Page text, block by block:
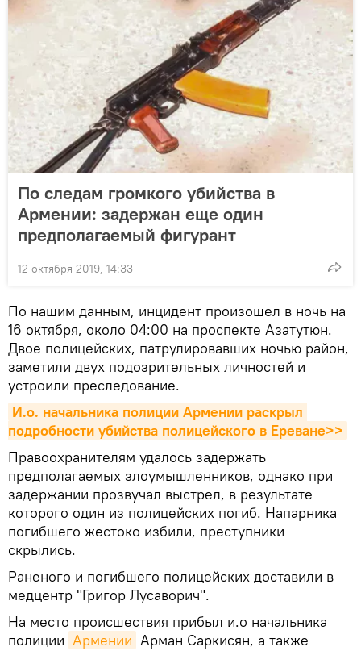
По следам громкого убийства в
Армении: задержан еще один
предполагаемый фигурант
12 октября 2019, 14:33
По нашим данным, инцидент произошел в ночь на
16 октября, около 04:00 на проспекте Азатутюн.
Двое полицейских, патрулировавших ночью район,
заметили двух подозрительных личностей и
устроили преследование.
И.о. начальника полиции Армении раскрыл
подробности убийства полицейского в Ереване>>
Правоохранителям удалось задержать
предполагаемых злоумышленников, однако при
задержании прозвучал выстрел, в результате
которого один из полицейских погиб. Напарника
погибшего жестоко избили, преступники
скрылись.
Раненого и погибшего полицейских доставили в
медцентр "Григор Лусаворич".
На место происшествия прибыл и.о начальника
полиции Армении Арман Саркисян, а также